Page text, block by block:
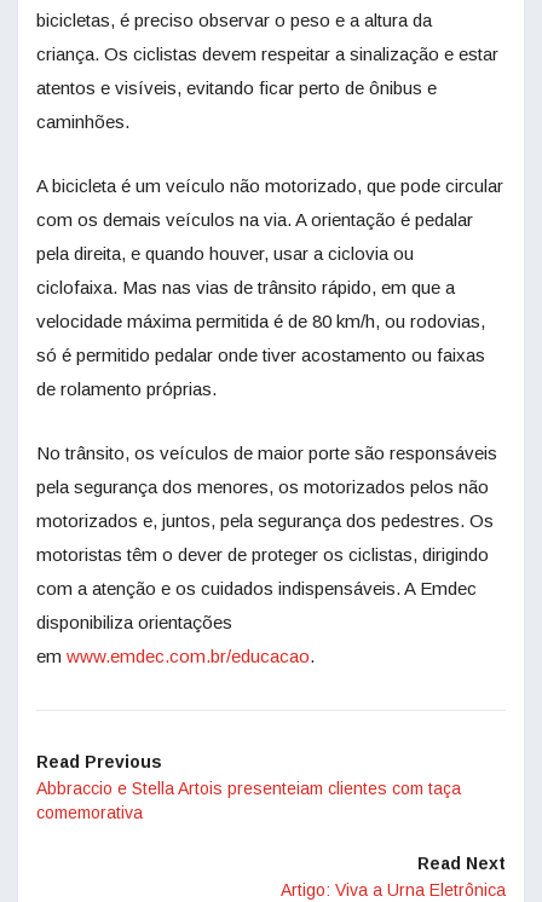
bicicletas, é preciso observar o peso e a altura da
criança. Os ciclistas devem respeitar a sinalização e estar
atentos e visíveis, evitando ficar perto de ônibus e
caminhões.
A bicicleta é um veículo não motorizado, que pode circular
com os demais veículos na via. A orientação é pedalar
pela direita, e quando houver, usar a ciclovia ou
ciclofaixa. Mas nas vias de trânsito rápido, em que a
velocidade máxima permitida é de 80 km/h, ou rodovias,
só é permitido pedalar onde tiver acostamento ou faixas
de rolamento próprias.
No trânsito, os veículos de maior porte são responsáveis
pela segurança dos menores, os motorizados pelos não
motorizados e, juntos, pela segurança dos pedestres. Os
motoristas têm o dever de proteger os ciclistas, dirigindo
com a atenção e os cuidados indispensáveis. A Emdec
disponibiliza orientações
em www.emdec.com.br/educacao.
Read Previous
Abbraccio e Stella Artois presenteiam clientes com taça
comemorativa
Read Next
Artigo: Viva a Urna Eletrônica